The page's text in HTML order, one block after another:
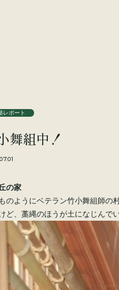
レポート
舞組中！
の家
のようにベテラン竹小舞組師の
ど、藁縄のほうが土になじんで
紹介